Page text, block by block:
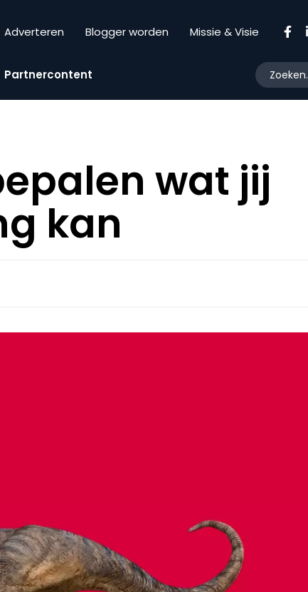
Adverteren Blogger worden Missie & Visie
Partnercontent
wat jij
kan